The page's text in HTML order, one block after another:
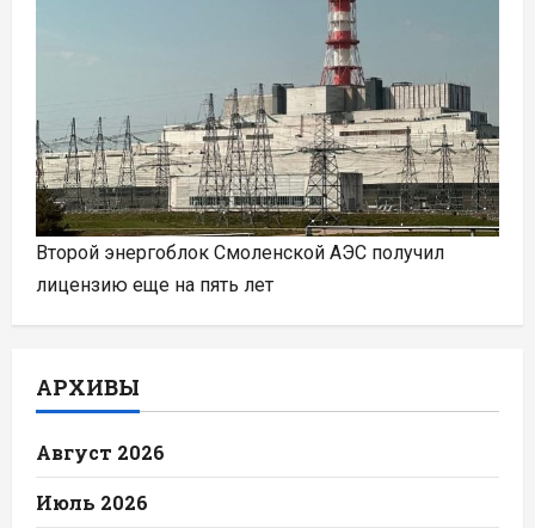
Второй энергоблок Смоленской АЭС получил
лицензию еще на пять лет
АРХИВЫ
Август 2026
Июль 2026